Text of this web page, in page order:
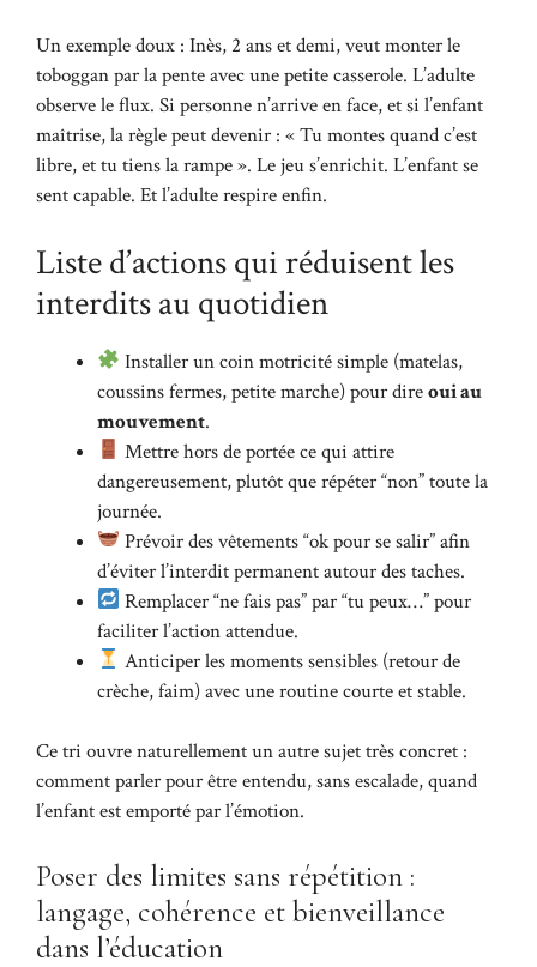
Un exemple doux : Inès, 2 ans et demi, veut monter le
toboggan par la pente avec une petite casserole. L’adulte
observe le flux. Si personne n’arrive en face, et si l’enfant
maîtrise, la règle peut devenir : « Tu montes quand c’est
libre, et tu tiens la rampe ». Le jeu s’enrichit. L’enfant se
sent capable. Et l’adulte respire enfin.
Liste d’actions qui réduisent les
interdits au quotidien
Installer un coin motricité simple (matelas,
coussins fermes, petite marche) pour direoui au
mouvement.
Mettre hors de portée ce qui attire
dangereusement, plutôt que répéter “non” toute la
journée.
Prévoir des vêtements “ok pour se salir” afin
d’éviter l’interdit permanent autour des taches.
Remplacer “ne fais pas” par “tu peux…” pour
faciliter l’action attendue.
Anticiper les moments sensibles (retour de
crèche, faim) avec une routine courte et stable.
Ce tri ouvre naturellement un autre sujet très concret :
comment parler pour être entendu, sans escalade, quand
l’enfant est emporté par l’émotion.
Poser des limites sans répétition :
langage, cohérence et bienveillance
dans l’éducation